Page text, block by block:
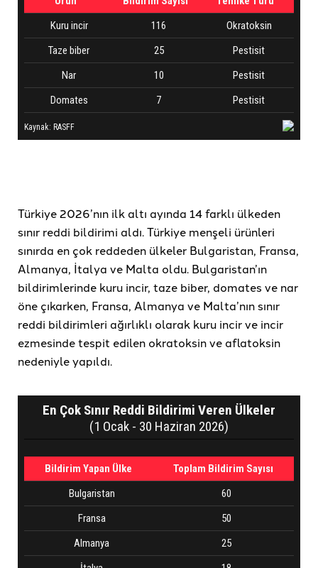
Türkiye 2026’nın ilk altı ayında 14 farklı ülkeden
sınır reddi bildirimi aldı. Türkiye menşeli ürünleri
sınırda en çok reddeden ülkeler Bulgaristan, Fransa,
Almanya, İtalya ve Malta oldu. Bulgaristan’ın
bildirimlerinde kuru incir, taze biber, domates ve nar
öne çıkarken, Fransa, Almanya ve Malta’nın sınır
reddi bildirimleri ağırlıklı olarak kuru incir ve incir
ezmesinde tespit edilen okratoksin ve aflatoksin
nedeniyle yapıldı.